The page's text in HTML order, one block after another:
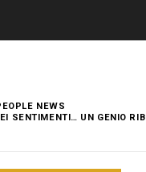
NEWS
SENTIMENTI… UN GENIO